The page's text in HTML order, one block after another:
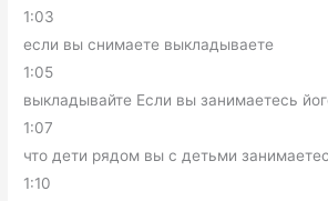
1:03
если вы снимаете выкладываете
1:05
выкладывайте Если вы занимаетесь
1:07
что дети рядом вы с детьми
1:10